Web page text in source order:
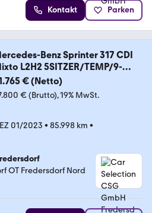
Kontakt Parken
Benz Sprinter 317 CDI
L2H2 5SITZER/TEMP/9-
KLI
€ (Netto)
€ (Brutto) 19% MwSt.
EZ 01/2023 • 85.998 km •
OT Fredersdorf Nord